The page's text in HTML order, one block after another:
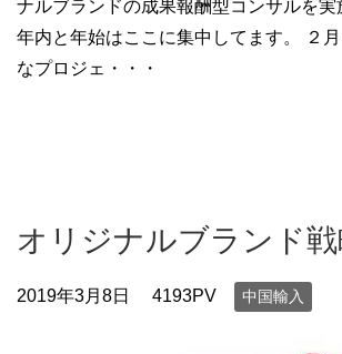
ナルブランドの成果報酬型コンサルを実
年内と年始はここに集中してます。 ２
なプロジェ・・・
オリジナルブランド
2019年3月8日 4193PV 中国輸入